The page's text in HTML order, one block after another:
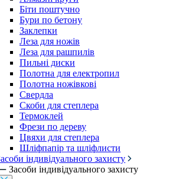
Біти поштучно
Бури по бетону
Заклепки
Леза для ножів
Леза для рашпилів
Пильні диски
Полотна для електропил
Полотна ножівкові
Свердла
Скоби для степлера
Термоклей
Фрези по дереву
Цвяхи для степлера
Шліфпапір та шліфлисти
індивідуального захисту
Засоби індивідуального захисту